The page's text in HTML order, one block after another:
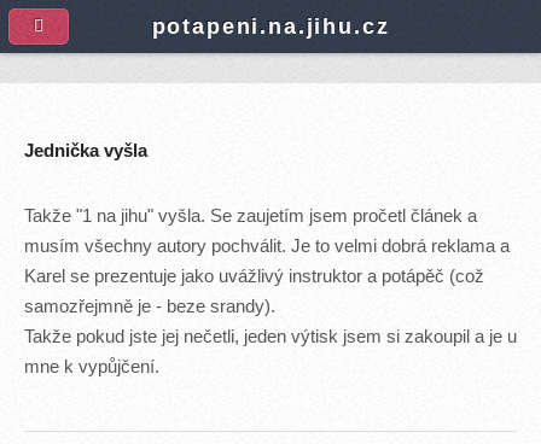
A
Jednička vyšla
Takže "1 na jihu" vyšla. Se zaujetím jsem pročetl článek a
musím všechny autory pochválit. Je to velmi dobrá reklama a
Karel se prezentuje jako uvážlivý instruktor a potápěč (což
samozřejmně je - beze srandy).
Takže pokud jste jej nečetli, jeden výtisk jsem si zakoupil a je u
mne k vypůjčení.
potapeni.na.jihu.cz